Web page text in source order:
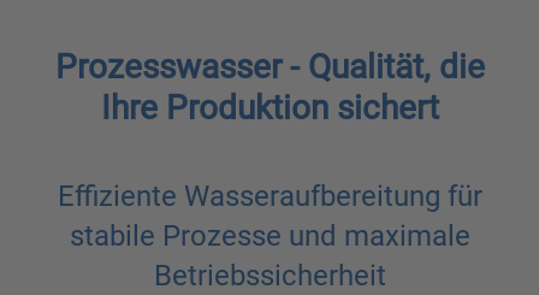
Prozesswasser - Qualität, die
Ihre Produktion sichert
Effiziente Wasseraufbereitung für
stabile Prozesse und maximale
Betriebssicherheit